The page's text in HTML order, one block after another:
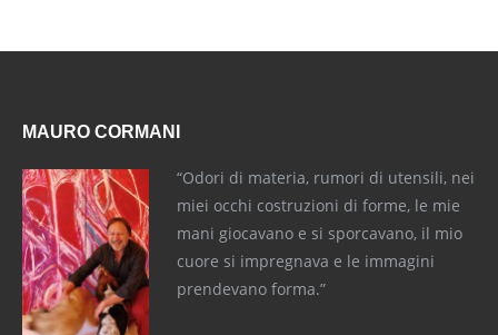
MAURO CORMANI
“Odori di materia, rumori di utensili, nei
miei occhi costruzioni di forme, le mie
mani giocavano e si sporcavano, il mio
cuore si impregnava e le immagini
prendevano forma.”